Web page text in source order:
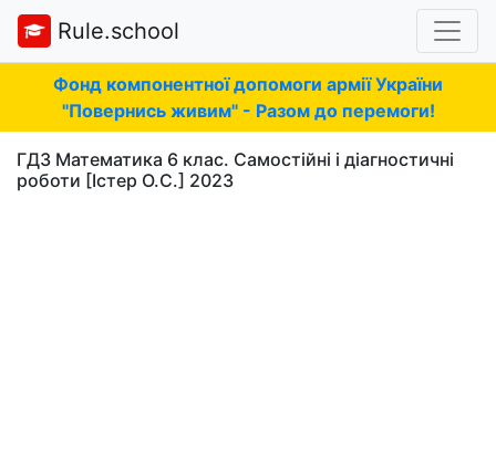
Rule.school
Фонд компонентної допомоги армії України
"Повернись живим" - Разом до перемоги!
ГДЗ Математика 6 клас. Самостійні і діагностичні
роботи [Істер О.С.] 2023